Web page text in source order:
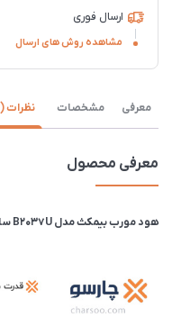
ارسال فوری
مشاهده روش های ارسال
معرفی مشخصات نظرات (1)
معرفی محصول
هود مورب بیمکث مدل B2037U سایز 90 مشکی